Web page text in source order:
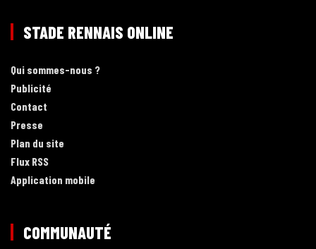
STADE RENNAIS ONLINE
Qui sommes-nous ?
Publicité
Contact
Presse
Plan du site
Flux RSS
Application mobile
COMMUNAUTÉ